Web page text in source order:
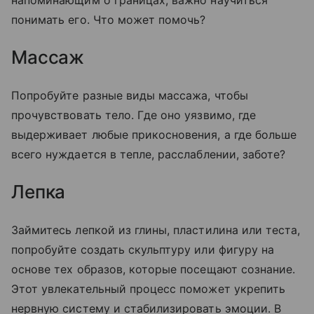
понимать его. Что может помочь?
Массаж
Попробуйте разные виды массажа, чтобы
прочувствовать тело. Где оно уязвимо, где
выдерживает любые прикосновения, а где больше
всего нуждается в тепле, расслаблении, заботе?
Лепка
Займитесь лепкой из глины, пластилина или теста,
попробуйте создать скульптуру или фигуру на
основе тех образов, которые посещают сознание.
Этот увлекательный процесс поможет укрепить
нервную систему и стабилизировать эмоции. В